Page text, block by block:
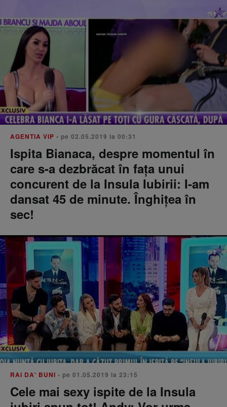
AGENTIA VIP • pe 02.05.2019 la 00:31
Ispita Bianaca, despre momentul în
care s-a dezbrăcat în fața unui
concurent de la Insula Iubirii: I-am
dansat 45 de minute. Înghițea în
sec!
RAI DA' BUNI • pe 01.05.2019 la 23:15
Cele mai sexy ispite de la Insula